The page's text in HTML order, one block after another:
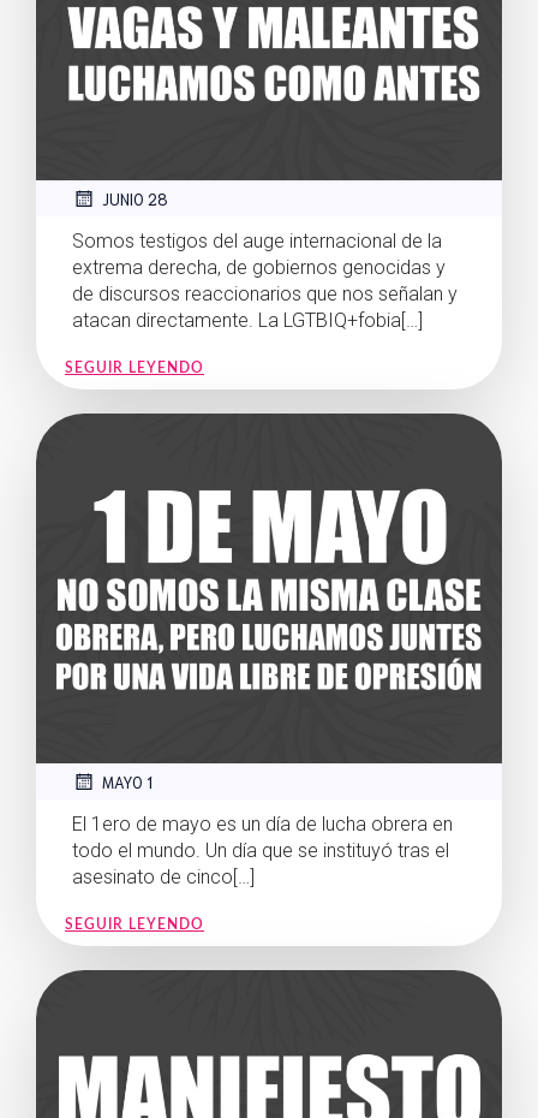
JUNIO 28
Somos testigos del auge internacional de la
extrema derecha, de gobiernos genocidas y
de discursos reaccionarios que nos señalan y
atacan directamente. La LGTBIQ+fobia[…]
SEGUIR LEYENDO
MAYO 1
El 1ero de mayo es un día de lucha obrera en
todo el mundo. Un día que se instituyó tras el
asesinato de cinco[…]
SEGUIR LEYENDO